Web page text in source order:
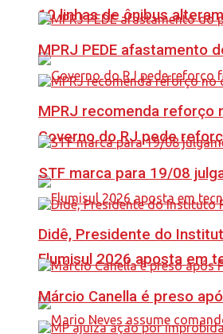
10 linhas de ônibus
Governo do RJ pede
Flumisul 2026 aposta em
MPRJ PEDE afastamento
MPRJ recomenda reforço
STF marca para 19/08
Didê, Presidente do
Márcio Canella é preso